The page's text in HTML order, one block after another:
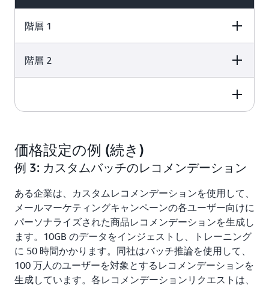
Provisioned TPS
3,600 seconds
階層 1
Usage
Cost ($)
階層 2
Cost ($)
9,000,000 0.0278 USD 250 USD
Recommendation
Requests (in Tier)
Recommendation
Requests
4,253 USD
価格設定の例 (続き)
例 3: カスタムバッチのレコメンデーション
ある企業は、カスタムレコメンデーションを使用して、
メールマーケティングキャンペーンの各ユーザー向けに
パーソナライズされた商品レコメンデーションを生成し
ます。10GB のデータをインジェストし、トレーニング
に 50 時間かかります。同社はバッチ推論を使用して、
100 万人のユーザーを対象とするレコメンデーションを
生成しています。各レコメンデーションリクエストは、